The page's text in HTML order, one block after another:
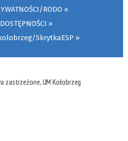
RODO
SkrytkaESP
zastrzeżone, UM Kołobrzeg